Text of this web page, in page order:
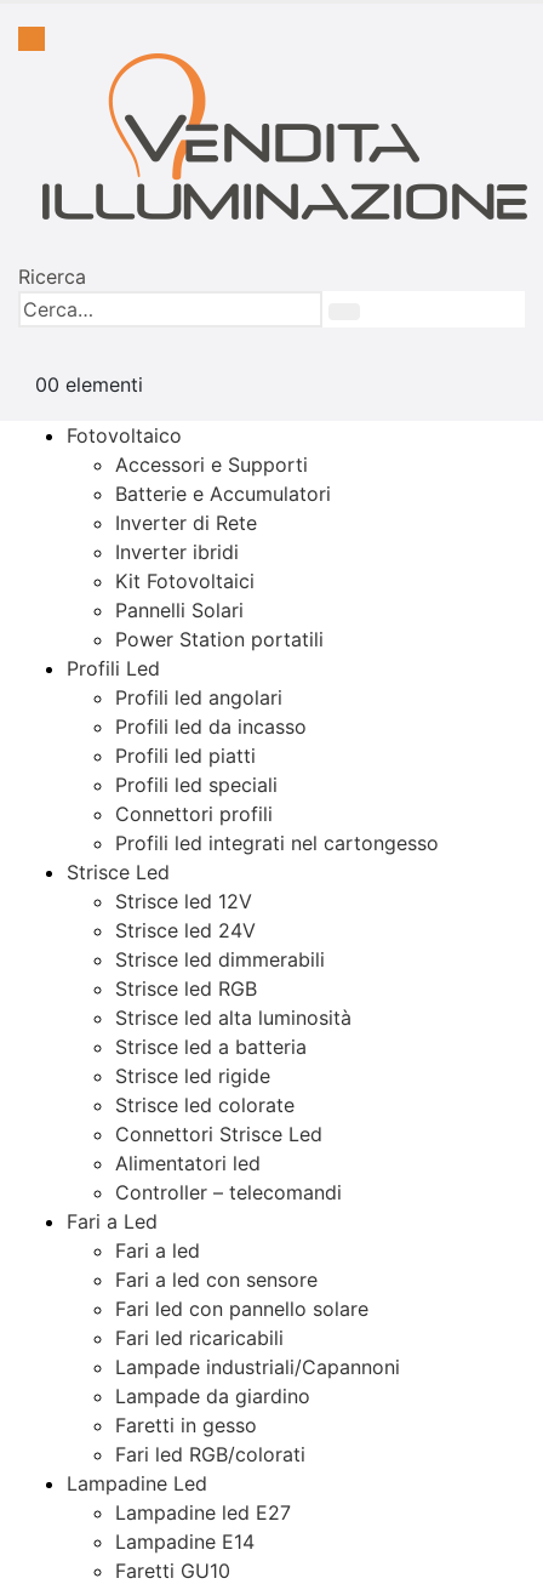
Ricerca
00 elementi
Fotovoltaico
Accessori e Supporti
Batterie e Accumulatori
Inverter di Rete
Inverter ibridi
Kit Fotovoltaici
Pannelli Solari
Power Station portatili
Profili Led
Profili led angolari
Profili led da incasso
Profili led piatti
Profili led speciali
Connettori profili
Profili led integrati nel cartongesso
Strisce Led
Strisce led 12V
Strisce led 24V
Strisce led dimmerabili
Strisce led RGB
Strisce led alta luminosità
Strisce led a batteria
Strisce led rigide
Strisce led colorate
Connettori Strisce Led
Alimentatori led
Controller – telecomandi
Fari a Led
Fari a led
Fari a led con sensore
Fari led con pannello solare
Fari led ricaricabili
Lampade industriali/Capannoni
Lampade da giardino
Faretti in gesso
Fari led RGB/colorati
Lampadine Led
Lampadine led E27
Lampadine E14
Faretti GU10